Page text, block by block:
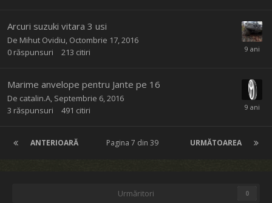
Arcuri suzuki vitara 3 usi
De Mihut Ovidiu Octombrie 17, 2016
0 răspunsuri 213 citiri
Marime anvelope pentru Jante pe 16
De catalin.A Septembrie 6, 2016
3 răspunsuri 491 citiri
ANTERIOARĂ URMĂTOAREA
Pagina 7 din 39
Urmăritori 0